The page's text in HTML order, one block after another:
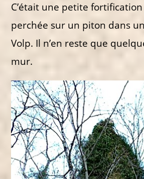
C’était une petite
perchée sur un piton dans
Volp. Il n’en reste que
mur.